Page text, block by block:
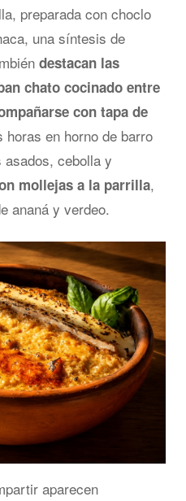
preparada con choclo
una síntesis de
destacan las
chato cocinado entre
con tapa de
en horno de barro
cebolla y
mollejas a la parrilla,
ananá y verdeo.
aparecen